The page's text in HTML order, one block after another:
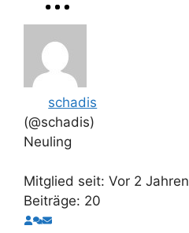
schadis
(@schadis)
Neuling
Mitglied seit: Vor 2 Jahren
Beiträge: 20